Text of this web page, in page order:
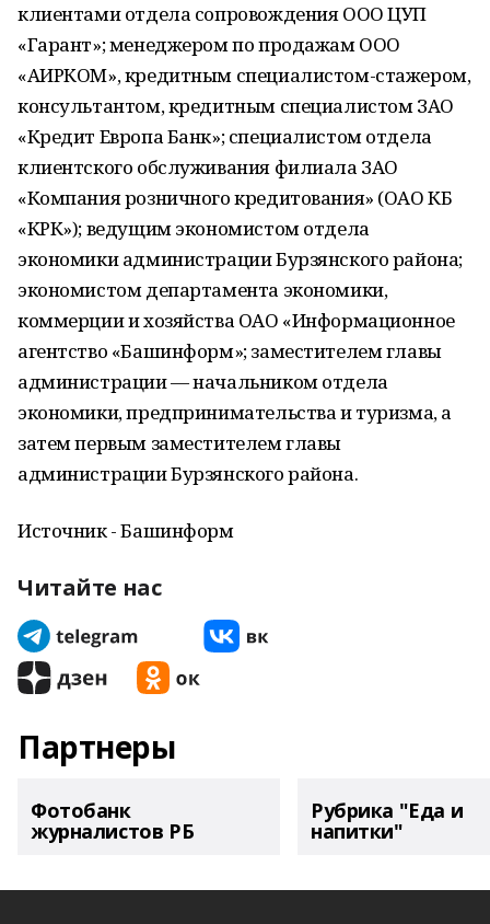
клиентами отдела сопровождения ООО ЦУП
«Гарант»; менеджером по продажам ООО
«АИРКОМ», кредитным специалистом-стажером,
консультантом, кредитным специалистом ЗАО
«Кредит Европа Банк»; специалистом отдела
клиентского обслуживания филиала ЗАО
«Компания розничного кредитования» (ОАО КБ
«КРК»); ведущим экономистом отдела
экономики администрации Бурзянского района;
экономистом департамента экономики,
коммерции и хозяйства ОАО «Информационное
агентство «Башинформ»; заместителем главы
администрации — начальником отдела
экономики, предпринимательства и туризма, а
затем первым заместителем главы
администрации Бурзянского района.
Источник - Башинформ
Читайте нас
Партнеры
Фотобанк
журналистов РБ
Рубрика "Еда и
напитки"